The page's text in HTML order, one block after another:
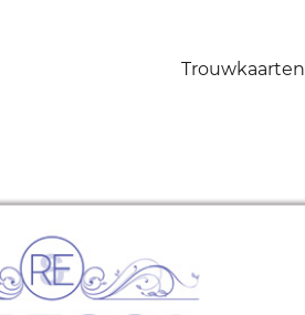
Trouwkaarten